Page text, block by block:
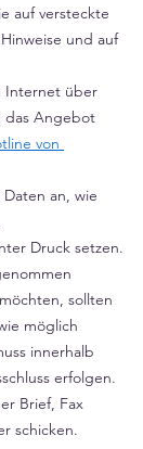
auf versteckte
und auf
Internet über
das Angebot
von
an, wie
Druck setzen.
sollten
möglich
innerhalb
erfolgen.
Brief, Fax
schicken.